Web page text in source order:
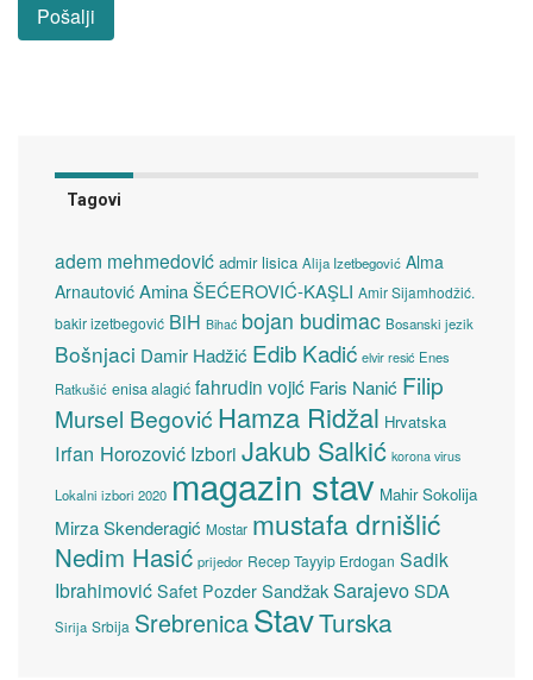
Tagovi
adem mehmedović admir lisica Alija Izetbegović Alma
Arnautović Amina ŠEĆEROVIĆ-KAŞLI Amir Sijamhodžić.
bakir izetbegović BiH Bihać bojan budimac Bosanski jezik
Bošnjaci Damir Hadžić Edib Kadić elvir resić Enes
Ratkušić enisa alagić fahrudin vojić Faris Nanić Filip
Mursel Begović Hamza Ridžal Hrvatska
Irfan Horozović Izbori Jakub Salkić korona virus
Lokalni izbori 2020 magazin stav Mahir Sokolija
Mirza Skenderagić Mostar mustafa drnišlić
Nedim Hasić prijedor Recep Tayyip Erdogan Sadik
Ibrahimović Safet Pozder SandžakSarajevoSDA
Sirija Srbija SrebrenicaStavTurska